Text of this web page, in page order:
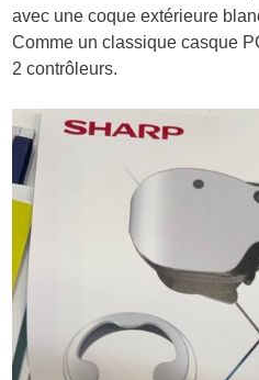
avec une coque extérieure
Comme un classique casque
2 contrôleurs.